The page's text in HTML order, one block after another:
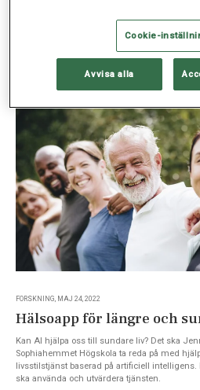
FORSKNING, MAJ 24, 2022
Hälsoapp för längre och
Kan AI hjälpa oss till sundare liv? Det ska
Sophiahemmet Högskola ta reda på med
livsstilstjänst baserad på artificiell intelligens.
ska använda och utvärdera tjänsten.
Cookie-
Avvisa alla